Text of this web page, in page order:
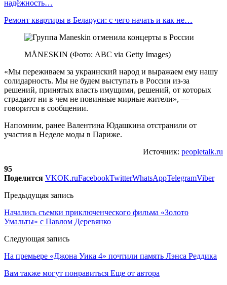
надёжность…
Ремонт квартиры в Беларуси: с чего начать и как не…
MÅNESKIN (Фото: ABC via Getty Images)
«Мы переживаем за украинский народ и выражаем ему нашу
солидарность. Мы не будем выступать в России из-за
решений, принятых власть имущими, решений, от которых
страдают ни в чем не повинные мирные жители», —
говорится в сообщении.
Напомним, ранее Валентина Юдашкина отстранили от
участия в Неделе моды в Париже.
Источник: peopletalk.ru
95
Поделится VKOK.ruFacebookTwitterWhatsAppTelegramViber
Предыдущая запись
Начались съемки приключенческого фильма «Золото
Умальты» с Павлом Деревянко
Следующая запись
На премьере «Джона Уика 4» почтили память Лэнса Реддика
Вам также могут понравиться Еще от автора